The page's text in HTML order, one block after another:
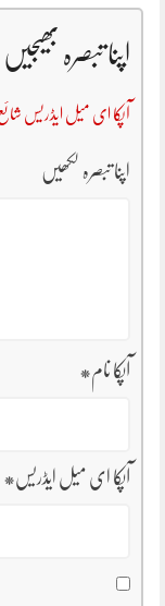
اپنا تبصرہ بھیجیں
آپکا ای میل ایڈریس
اپنا تبصرہ لکھیں
آپکا نام*
آپکا ای میل ایڈریس*